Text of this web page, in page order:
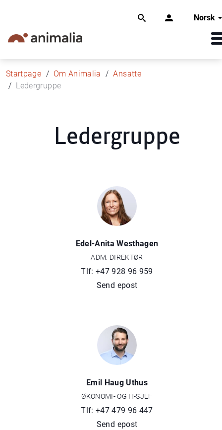
Norsk
Startpage Om Animalia
Ansatte
Ledergruppe
Ledergruppe
Edel-Anita Westhagen
ADM. DIREKTØR
Tlf: +47 928 96 959
Send epost
Emil Haug Uthus
ØKONOMI- OG IT-SJEF
Tlf: +47 479 96 447
Send epost